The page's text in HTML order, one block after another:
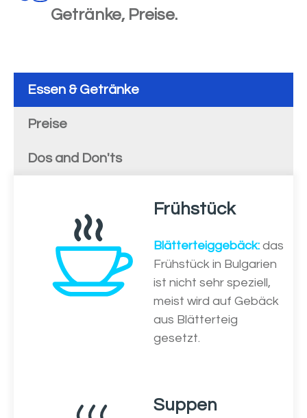
Getränke, Preise.
Essen & Getränke
Preise
Dos and Don'ts
Frühstück
Blätterteiggebäck: das
Frühstück in Bulgarien
ist nicht sehr speziell,
meist wird auf Gebäck
aus Blätterteig
gesetzt.
Suppen